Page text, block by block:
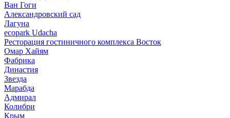
Ван Гоги
Александровский сад
Лагуна
ecopark Udacha
Ресторация гостиничного комплекса Восток
Омар Хайям
Фабрика
Династия
Звезда
Марабда
Адмирал
Колибри
Крым